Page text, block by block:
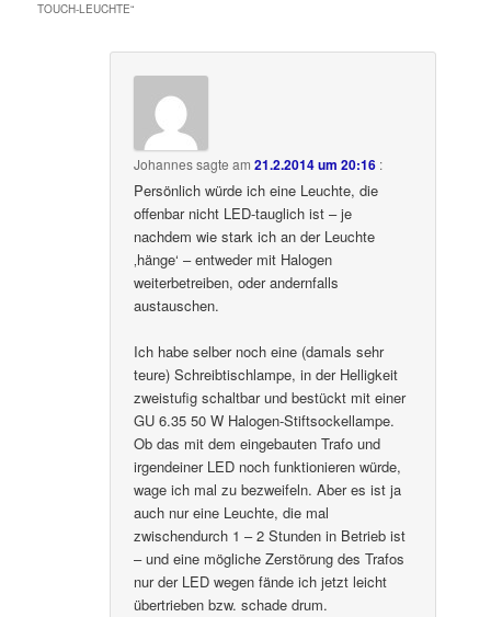
TOUCH-LEUCHTE“
Johannessagte am21.2.2014 um 20:16 :
Persönlich würde ich eine Leuchte, die
offenbar nicht LED-tauglich ist – je
nachdem wie stark ich an der Leuchte
‚hänge‘ – entweder mit Halogen
weiterbetreiben, oder andernfalls
austauschen.
Ich habe selber noch eine (damals sehr
teure) Schreibtischlampe, in der Helligkeit
zweistufig schaltbar und bestückt mit einer
GU 6.35 50 W Halogen-Stiftsockellampe.
Ob das mit dem eingebauten Trafo und
irgendeiner LED noch funktionieren würde,
wage ich mal zu bezweifeln. Aber es ist ja
auch nur eine Leuchte, die mal
zwischendurch 1 – 2 Stunden in Betrieb ist
– und eine mögliche Zerstörung des Trafos
nur der LED wegen fände ich jetzt leicht
übertrieben bzw. schade drum.